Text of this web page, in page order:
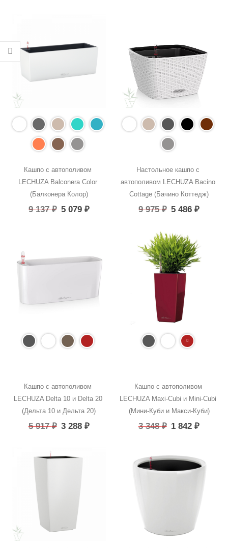
Кашпо с автополивом
LECHUZA Balconera Color
(Балконера Колор)
9 137₽ 5 079₽
Настольное кашпо с
автополивом LECHUZA Bacino
Cottage (Бачино Коттедж)
9 975₽ 5 486₽
Кашпо с автополивом
LECHUZA Delta 10 и Delta 20
(Дельта 10 и Дельта 20)
5 917₽ 3 288₽
Кашпо с автополивом
LECHUZA Maxi-Cubi и Mini-Cubi
(Мини-Куби и Макси-Куби)
3 348₽ 1 842₽